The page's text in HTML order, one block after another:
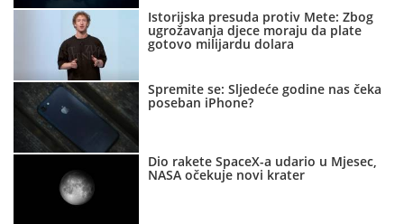
Istorijska presuda protiv Mete: Zbog
ugrožavanja djece moraju da plate
gotovo milijardu dolara
Spremite se: Sljedeće godine nas čeka
poseban iPhone?
Dio rakete SpaceX-a udario u Mjesec,
NASA očekuje novi krater